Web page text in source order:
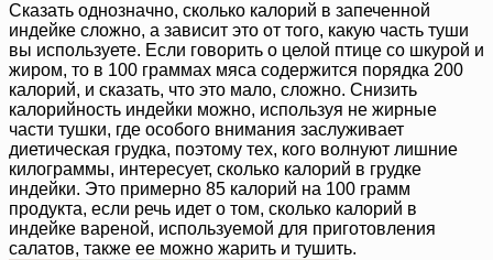
Сказать однозначно, сколько калорий в запеченной
индейке сложно, а зависит это от того, какую часть туши
вы используете. Если говорить о целой птице со шкурой и
жиром, то в 100 граммах мяса содержится порядка 200
калорий, и сказать, что это мало, сложно. Снизить
калорийность индейки можно, используя не жирные
части тушки, где особого внимания заслуживает
диетическая грудка, поэтому тех, кого волнуют лишние
килограммы, интересует, сколько калорий в грудке
индейки. Это примерно 85 калорий на 100 грамм
продукта, если речь идет о том, сколько калорий в
индейке вареной, используемой для приготовления
салатов, также ее можно жарить и тушить.